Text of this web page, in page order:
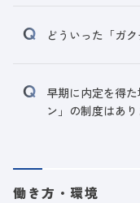
どういった「ガ
早期に内定を得
ン」の制度はあ
働き方・環境